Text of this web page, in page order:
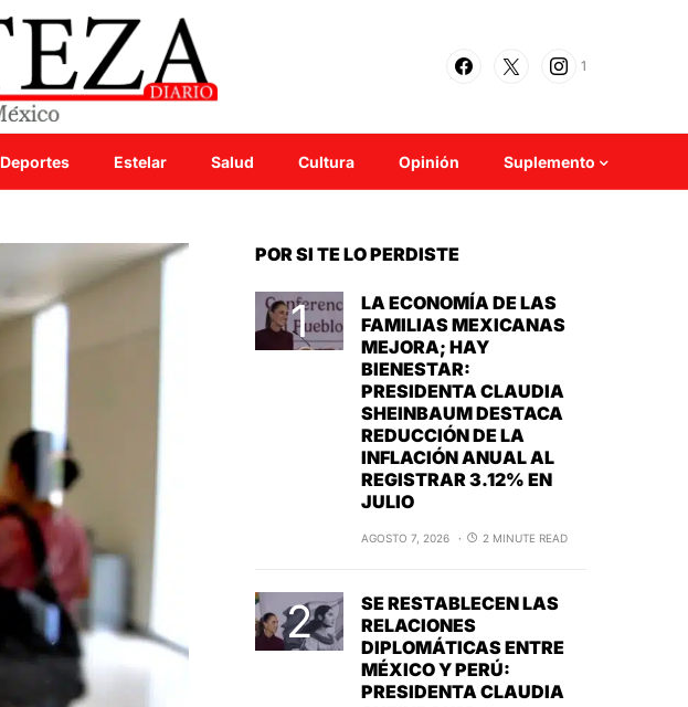
1
Deportes Estelar Salud Cultura Opinión Suplemento
POR SI TE LO PERDISTE
LA ECONOMÍA DE LAS
FAMILIAS MEXICANAS
MEJORA; HAY
BIENESTAR:
PRESIDENTA CLAUDIA
SHEINBAUM DESTACA
REDUCCIÓN DE LA
INFLACIÓN ANUAL AL
REGISTRAR 3.12% EN
JULIO
AGOSTO 7, 2026 2 MINUTE READ
SE RESTABLECEN LAS
RELACIONES
DIPLOMÁTICAS ENTRE
MÉXICO Y PERÚ:
PRESIDENTA CLAUDIA